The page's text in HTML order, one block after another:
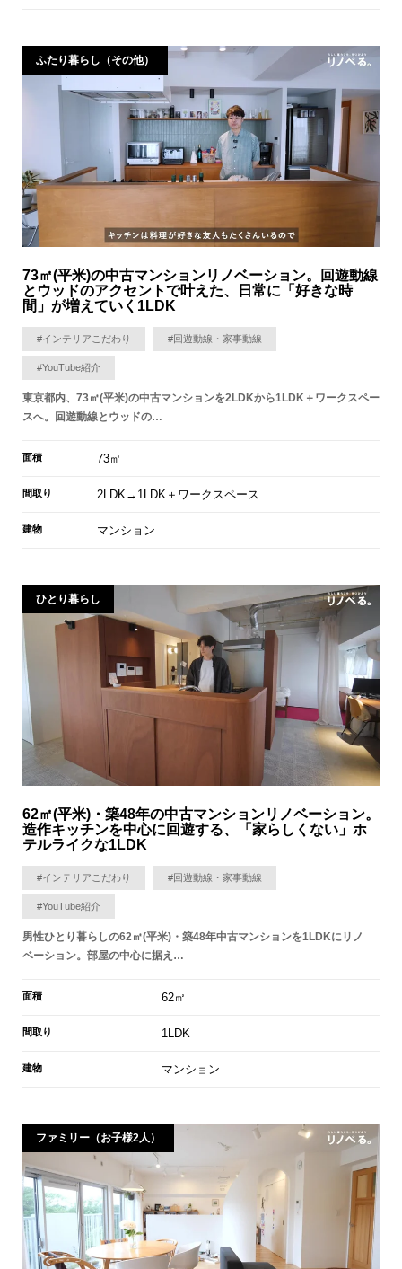
ふたり暮らし（その他）
73㎡(平米)の中古マンションリノベーション。回遊動線
とウッドのアクセントで叶えた、日常に「好きな時
間」が増えていく1LDK
#インテリアこだわり #回遊動線・家事動線
#YouTube紹介
東京都内、73㎡(平米)の中古マンションを2LDKから1LDK＋ワークスペー
スへ。回遊動線とウッドの…
面積 73㎡
間取り 2LDK→1LDK＋ワークスペース
建物 マンション
ひとり暮らし
62㎡(平米)・築48年の中古マンションリノベーション。
造作キッチンを中心に回遊する、「家らしくない」ホ
テルライクな1LDK
#インテリアこだわり #回遊動線・家事動線
#YouTube紹介
男性ひとり暮らしの62㎡(平米)・築48年中古マンションを1LDKにリノ
ベーション。部屋の中心に据え…
面積 62㎡
間取り 1LDK
建物 マンション
ファミリー（お子様2人）